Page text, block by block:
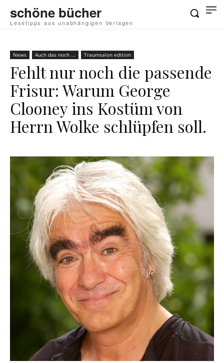
schöne bücher
Lesetipps aus unabhängigen Verlagen
News Auch das noch ... Traumsalon edition
Fehlt nur noch die passende
Frisur: Warum George
Clooney ins Kostüm von
Herrn Wolke schlüpfen soll.